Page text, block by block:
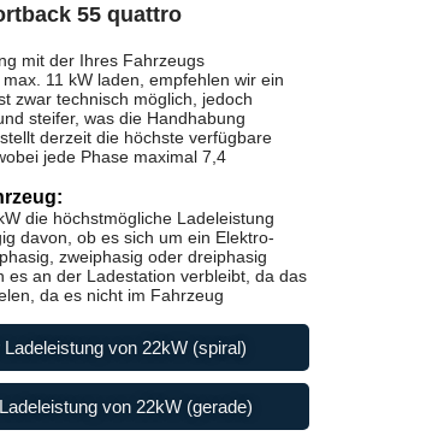
55 quattro
mit der Ihres Fahrzeugs
11 kW laden, empfehlen wir ein
zwar technisch möglich, jedoch
steifer, was die Handhabung
derzeit die höchste verfügbare
jede Phase maximal 7,4
die höchstmögliche Ladeleistung
davon, ob es sich um ein Elektro-
zweiphasig oder dreiphasig
es an der Ladestation verbleibt, da das
da es nicht im Fahrzeug
von 22kW (spiral)
von 22kW (gerade)